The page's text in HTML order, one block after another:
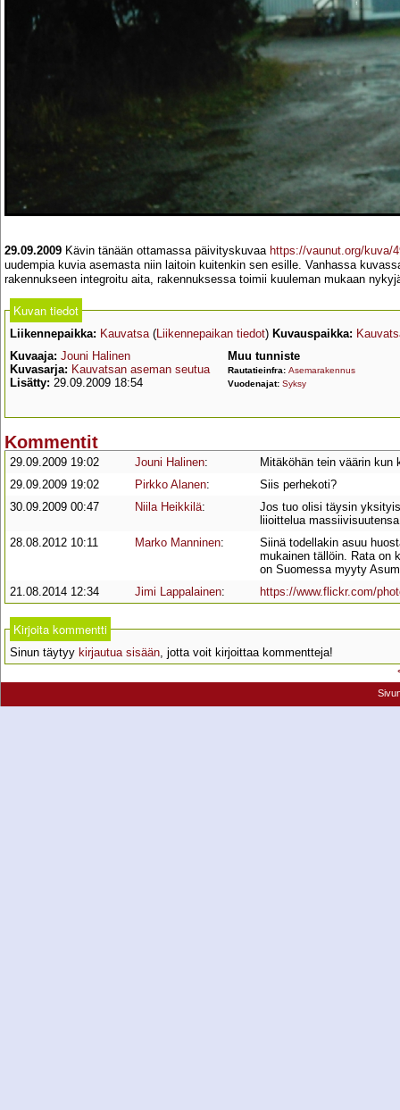
29.09.2009 Kävin tänään ottamassa päivityskuvaa https://vaunut.org/kuva/
uudempia kuvia asemasta niin laitoin kuitenkin sen esille. Vanhassa
rakennukseen integroitu aita, rakennuksessa toimii kuuleman mukaan
Kuvan tiedot
Liikennepaikka: Kauvatsa(Liikennepaikan tiedot) Kuvauspaikka:
Kuvaaja: Jouni Halinen
Kuvasarja: Kauvatsan aseman seutua
Lisätty: 29.09.2009 18:54
Muu tunniste
Rautatieinfra: Asemarakennus
Vuodenajat: Syksy
Kommentit
29.09.2009 19:02 Jouni Halinen:
Mitäköhän tein väärin kun
29.09.2009 19:02
Pirkko Alanen:
Siis perhekoti?
30.09.2009 00:47
Niila Heikkilä:
Jos tuo olisi täysin
liioittelua
28.08.2012 10:11
Marko Manninen:
Siinä todellakin asuu
mukainen tällöin. Rata on
on Suomessa myyty
21.08.2014 12:34
Jimi Lappalainen: https://www.flickr.com/
Kirjoita kommentti
Sinun täytyy kirjautua sisään, jotta voit kirjoittaa kommentteja!